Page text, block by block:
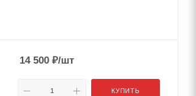
14 500 ₽/шт
КУПИТЬ